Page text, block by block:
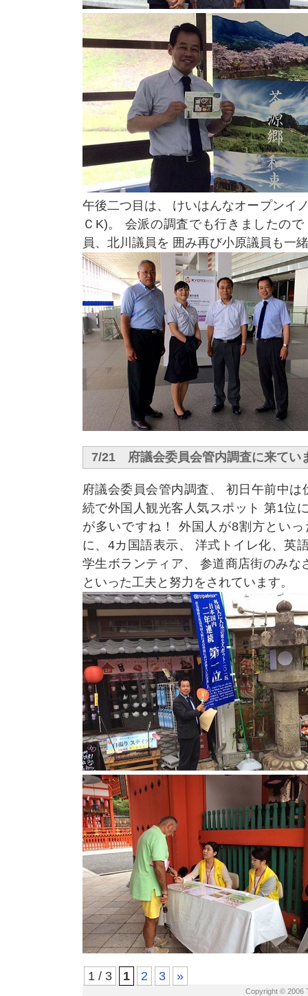
午後二つ目は、 けいはんなオープンイ
ＣK)。 会派の調査でも行きましたの
員、北川議員を 囲み再び小原議員も一
7/21 府議会委員会管内調査に来てい
府議会委員会管内調査、 初日午前中は
続で外国人観光客人気スポット 第1位
が多いですね！ 外国人が8割方とい
に、4カ国語表示、 洋式トイレ化、英
学生ボランティア、 参道商店街のみな
といった工夫と努力をされています。
1 / 3 1 2 3 »
Copyright © 2006